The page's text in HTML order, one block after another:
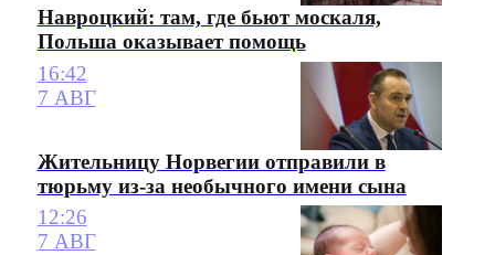
Навроцкий: там, где бьют москаля,
Польша оказывает помощь
16:42
7 АВГ
Жительницу Норвегии отправили в
тюрьму из-за необычного имени сына
12:26
7 АВГ